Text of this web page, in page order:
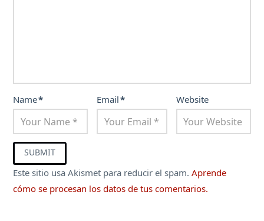
Name* Email* Website
Este sitio usa Akismet para reducir el spam.Aprende
cómo se procesan los datos de tus comentarios.